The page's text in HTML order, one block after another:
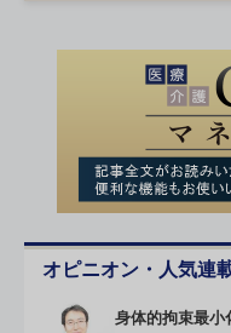
オピニオン・人気連
身体的拘束最小